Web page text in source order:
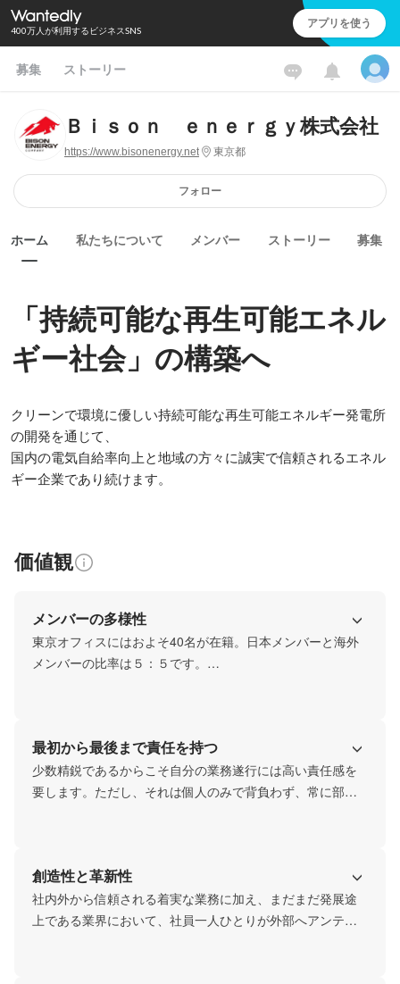
400万人が利用するビジネスSNS アプリを使う
募集 ストーリー
Ｂｉｓｏｎ ｅｎｅｒｇｙ株式会社
https://www.bisonenergy.net 東京都
フォロー
ホーム 私たちについて メンバー ストーリー 募集
「持続可能な再生可能エネル
ギー社会」の構築へ
クリーンで環境に優しい持続可能な再生可能エネルギー発電所
の開発を通じて、
国内の電気自給率向上と地域の方々に誠実で信頼されるエネル
ギー企業であり続けます。
価値観
メンバーの多様性
東京オフィスにはおよそ40名が在籍。日本メンバーと海外
メンバーの比率は５：５です。
また、国外関連会社のグローバルメンバーを含め全社員数
は70名です。
最初から最後まで責任を持つ
少数精鋭であるからこそ自分の業務遂行には高い責任感を
要します。ただし、それは個人のみで背負わず、常に部署
創造性と革新性
社内外から信頼される着実な業務に加え、まだまだ発展途
上である業界において、社員一人ひとりが外部へアンテナ